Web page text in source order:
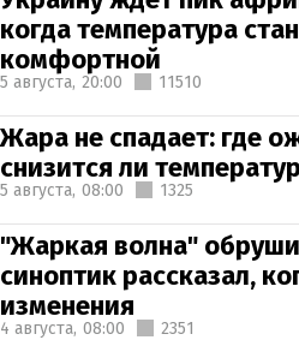
когда температура
комфортной
5 августа, 20:00 11510
Жара не спадает: где
снизится ли
5 августа, 08:00 1325
"Жаркая волна"
синоптик рассказал,
изменения
4 августа, 08:00 2351